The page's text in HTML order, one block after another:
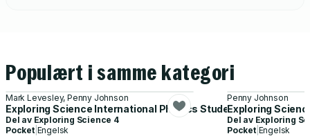
Populært i samme kategori
Mark Levesley, Penny Johnson
Exploring Science International Physics Student Book
Del av Exploring Science 4
Pocket| Engelsk
Penny Johnson
Exploring
Del av Exploring
Pocket| Engelsk